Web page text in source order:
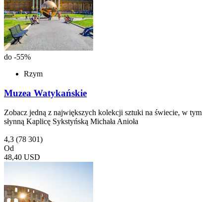
do -55%
Rzym
Muzea Watykańskie
Zobacz jedną z największych kolekcji sztuki na świecie, w tym
słynną Kaplicę Sykstyńską Michała Anioła
4,3 (78 301)
Od
48,40 USD